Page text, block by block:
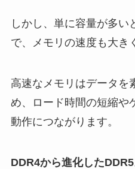
しかし、単に容量が多い
で、メモリの速度も大き
高速なメモリはデータを
め、ロード時間の短縮や
動作につながります。
DDR4から進化した